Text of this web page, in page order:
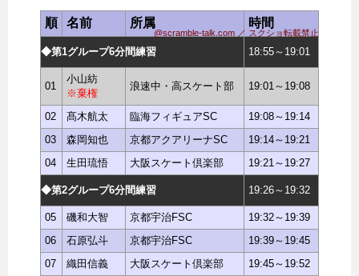
@scramble-talk.com ／ スクショ転載禁止
順 名前 所属 時間
◆第1グループ6分間練習 18:55～19:01
01
小山紡
※棄権
浪速中・高スケート部 19:01～19:08
02 髙木航太 臨海フィギュアSC
19:08～19:14
03
森岡知也 京都アクアリーナSC
19:14～19:21
04
生田琉悟 大阪スケート倶楽部 19:21～19:27
◆第2グループ6分間練習 19:26～19:32
05 磯和大智 京都宇治FSC
19:32～19:39
06
石原弘斗 京都宇治FSC
19:39～19:45
07
織田信義 大阪スケート倶楽部
19:45～19:52